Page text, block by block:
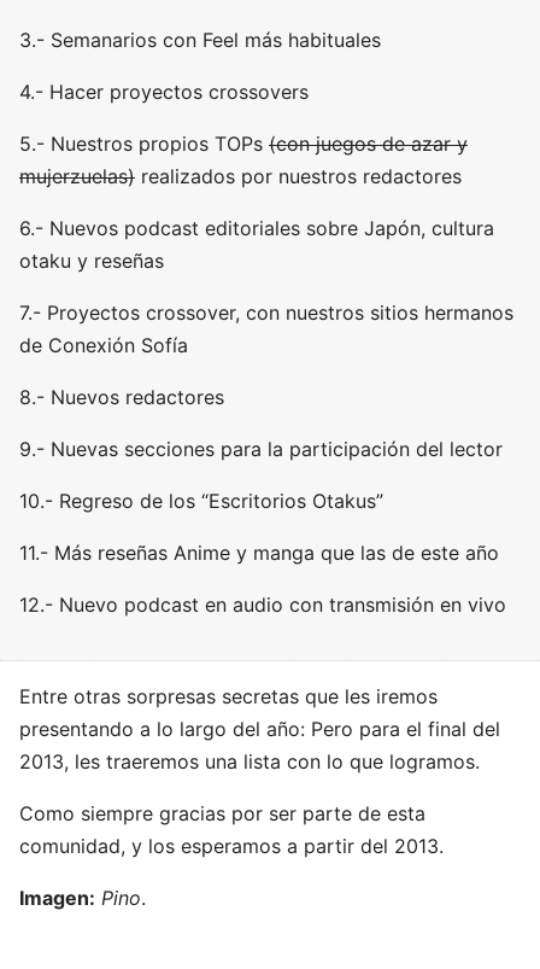
3.- Semanarios con Feel más habituales
4.- Hacer proyectos crossovers
5.- Nuestros propios TOPs (con juegos de azar y
mujerzuelas) realizados por nuestros redactores
6.- Nuevos podcast editoriales sobre Japón, cultura
otaku y reseñas
7.- Proyectos crossover, con nuestros sitios hermanos
de Conexión Sofía
8.- Nuevos redactores
9.- Nuevas secciones para la participación del lector
10.- Regreso de los “Escritorios Otakus”
11.- Más reseñas Anime y manga que las de este año
12.- Nuevo podcast en audio con transmisión en vivo
Entre otras sorpresas secretas que les iremos
presentando a lo largo del año: Pero para el final del
2013, les traeremos una lista con lo que logramos.
Como siempre gracias por ser parte de esta
comunidad, y los esperamos a partir del 2013.
Imagen: Pino.